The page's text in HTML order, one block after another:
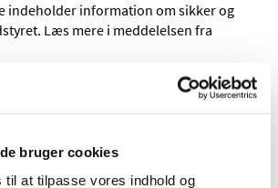
bruger cookies
til at tilpasse vores indhold og
indeholder information om sikker og
Læs mere i meddelelsen fra
Lundia AB